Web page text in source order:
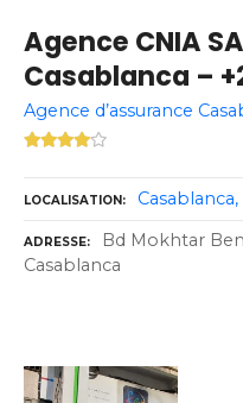
Agence CNIA
Casablanca –
Agence d’assurance
LOCALISATION Casablanca
ADRESSE
Bd Mokhtar
Casablanca